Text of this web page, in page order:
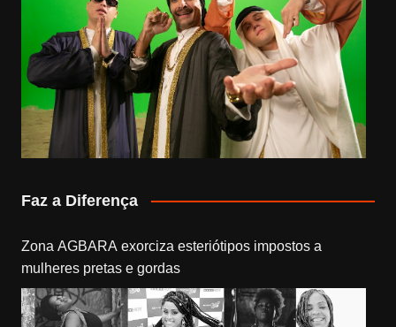
Faz a Diferença
Zona AGBARA exorciza esteriótipos impostos a
mulheres pretas e gordas